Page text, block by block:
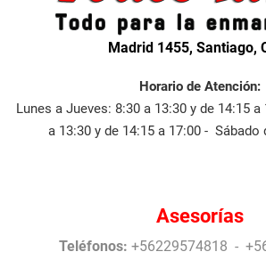
Madrid 1455, Santiago,
Horario de Atención:
Lunes a Jueves: 8:30 a 13:30 y de 14:15
a 13:30 y de 14:15 a 17:00 - Sábado
Asesorías
Teléfonos: +56229574818 -